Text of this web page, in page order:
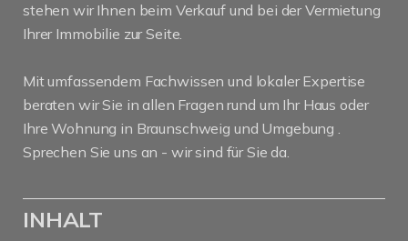
stehen wir Ihnen beim Verkauf und bei der Vermietung
Ihrer Immobilie zur Seite.
Mit umfassendem Fachwissen und lokaler Expertise
beraten wir Sie in allen Fragen rund um Ihr Haus oder
Ihre Wohnung in Braunschweig und Umgebung .
Sprechen Sie uns an - wir sind für Sie da.
INHALT